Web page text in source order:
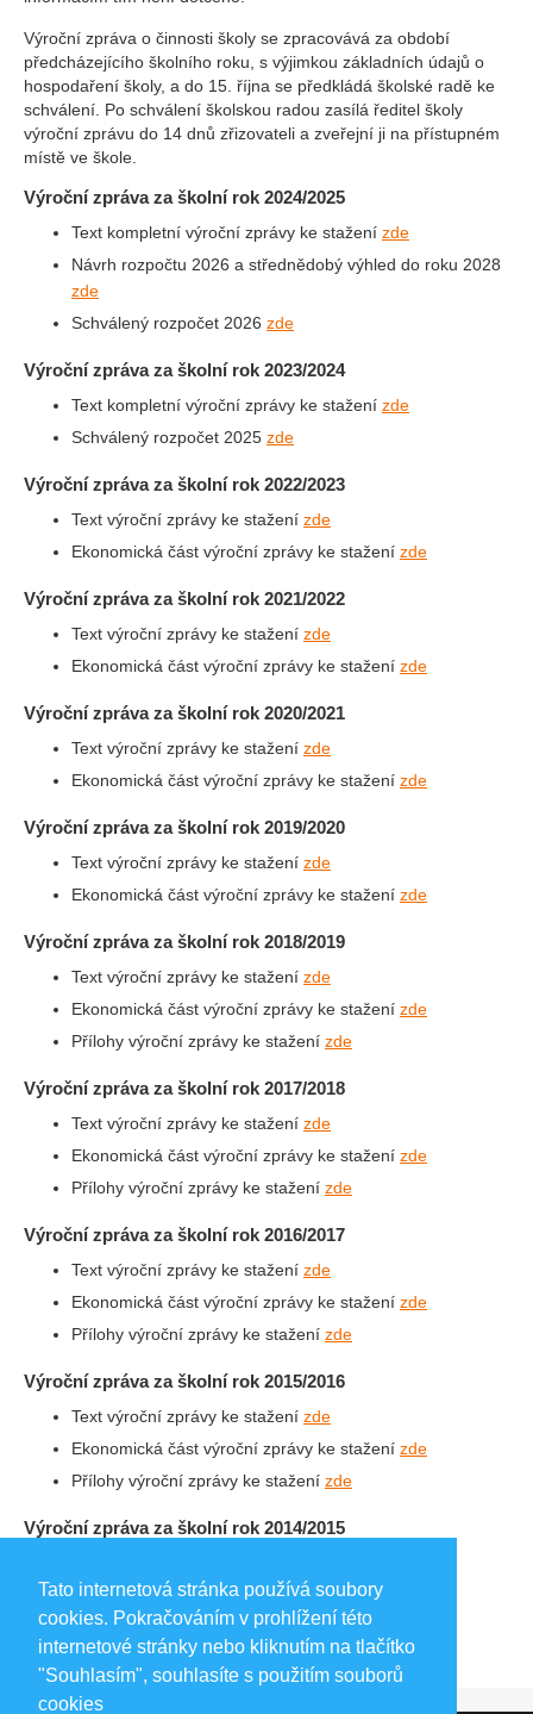
Tato internetová stránka používá soubory
cookies. Pokračováním v prohlížení této
internetové stránky nebo kliknutím na tlačítko
"Souhlasím", souhlasíte s použitím souborů
cookies
Výroční zpráva o činnosti školy se zpracovává za období
předcházejícího školního roku, s výjimkou základních údajů o
hospodaření školy, a do 15. října se předkládá školské radě ke
schválení. Po schválení školskou radou zasílá ředitel školy
výroční zprávu do 14 dnů zřizovateli a zveřejní ji na přístupném
místě ve škole.
Výroční zpráva za školní rok 2024/2025
Text kompletní výroční zprávy ke stažení zde
Návrh rozpočtu 2026 a střednědobý výhled do roku 2028
zde
Schválený rozpočet 2026 zde
Výroční zpráva za školní rok 2023/2024
Text kompletní výroční zprávy ke stažení zde
Schválený rozpočet 2025 zde
Výroční zpráva za školní rok 2022/2023
Text výroční zprávy ke stažení zde
Ekonomická část výroční zprávy ke stažení zde
Výroční zpráva za školní rok 2021/2022
Text výroční zprávy ke stažení zde
Ekonomická část výroční zprávy ke stažení zde
Výroční zpráva za školní rok 2020/2021
Text výroční zprávy ke stažení zde
Ekonomická část výroční zprávy ke stažení zde
Výroční zpráva za školní rok 2019/2020
Text výroční zprávy ke stažení zde
Ekonomická část výroční zprávy ke stažení zde
Výroční zpráva za školní rok 2018/2019
Text výroční zprávy ke stažení zde
Ekonomická část výroční zprávy ke stažení zde
Přílohy výroční zprávy ke stažení zde
Výroční zpráva za školní rok 2017/2018
Text výroční zprávy ke stažení zde
Ekonomická část výroční zprávy ke stažení zde
Přílohy výroční zprávy ke stažení zde
Výroční zpráva za školní rok 2016/2017
Text výroční zprávy ke stažení zde
Ekonomická část výroční zprávy ke stažení zde
Přílohy výroční zprávy ke stažení zde
Výroční zpráva za školní rok 2015/2016
Text výroční zprávy ke stažení zde
Ekonomická část výroční zprávy ke stažení zde
Přílohy výroční zprávy ke stažení zde
Výroční zpráva za školní rok 2014/2015
Ekonomická část výroční zprávy ke stažení
Přílohy výroční zprávy ke staženízde